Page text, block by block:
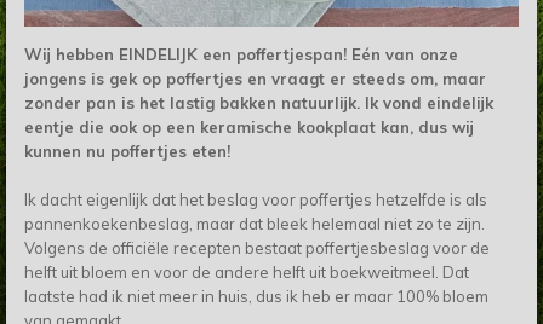
Wij hebben EINDELIJK een poffertjespan! Eén van onze
jongens is gek op poffertjes en vraagt er steeds om, maar
zonder pan is het lastig bakken natuurlijk. Ik vond eindelijk
eentje die ook op een keramische kookplaat kan, dus wij
kunnen nu poffertjes eten!
Ik dacht eigenlijk dat het beslag voor poffertjes hetzelfde is als
pannenkoekenbeslag, maar dat bleek helemaal niet zo te zijn.
Volgens de officiële recepten bestaat poffertjesbeslag voor de
helft uit bloem en voor de andere helft uit boekweitmeel. Dat
laatste had ik niet meer in huis, dus ik heb er maar 100% bloem
van gemaakt.